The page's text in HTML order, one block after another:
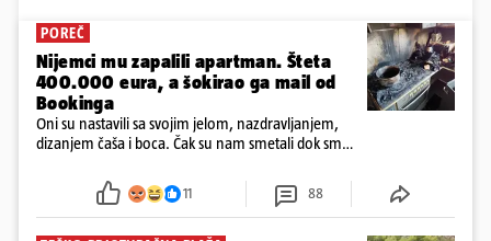
POREČ
Nijemci mu zapalili apartman. Šteta
400.000 eura, a šokirao ga mail od
Bookinga
Oni su nastavili sa svojim jelom, nazdravljanjem,
dizanjem čaša i boca. Čak su nam smetali dok smo
požar, rekao je vlasnik
11 88